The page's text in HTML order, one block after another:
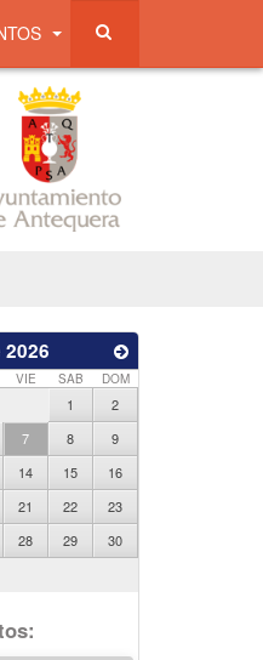
VIE SAB DOM
1
2
7 8
9
14 15
16
21 22
23
28 29
30